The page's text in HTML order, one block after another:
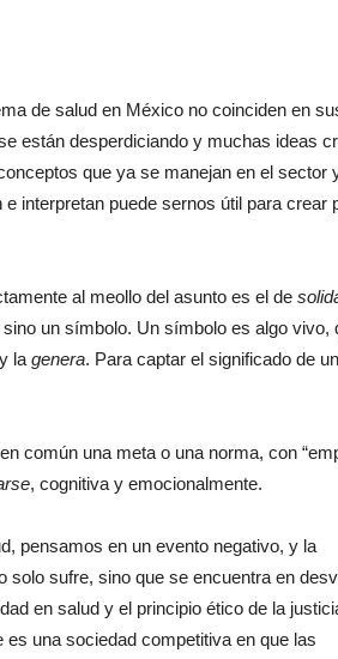
de salud en México no coinciden en
están desperdiciando y muchas ideas
que ya se manejan en el sector
interpretan puede sernos útil para crear
al meollo del asunto es el de
un símbolo. Un símbolo es algo vivo,
la genera. Para captar el significado de un
común una meta o una norma, con
, cognitiva y emocionalmente.
pensamos en un evento negativo, y la
solo sufre, sino que se encuentra en
en salud y el principio ético de la
es una sociedad competitiva en que las